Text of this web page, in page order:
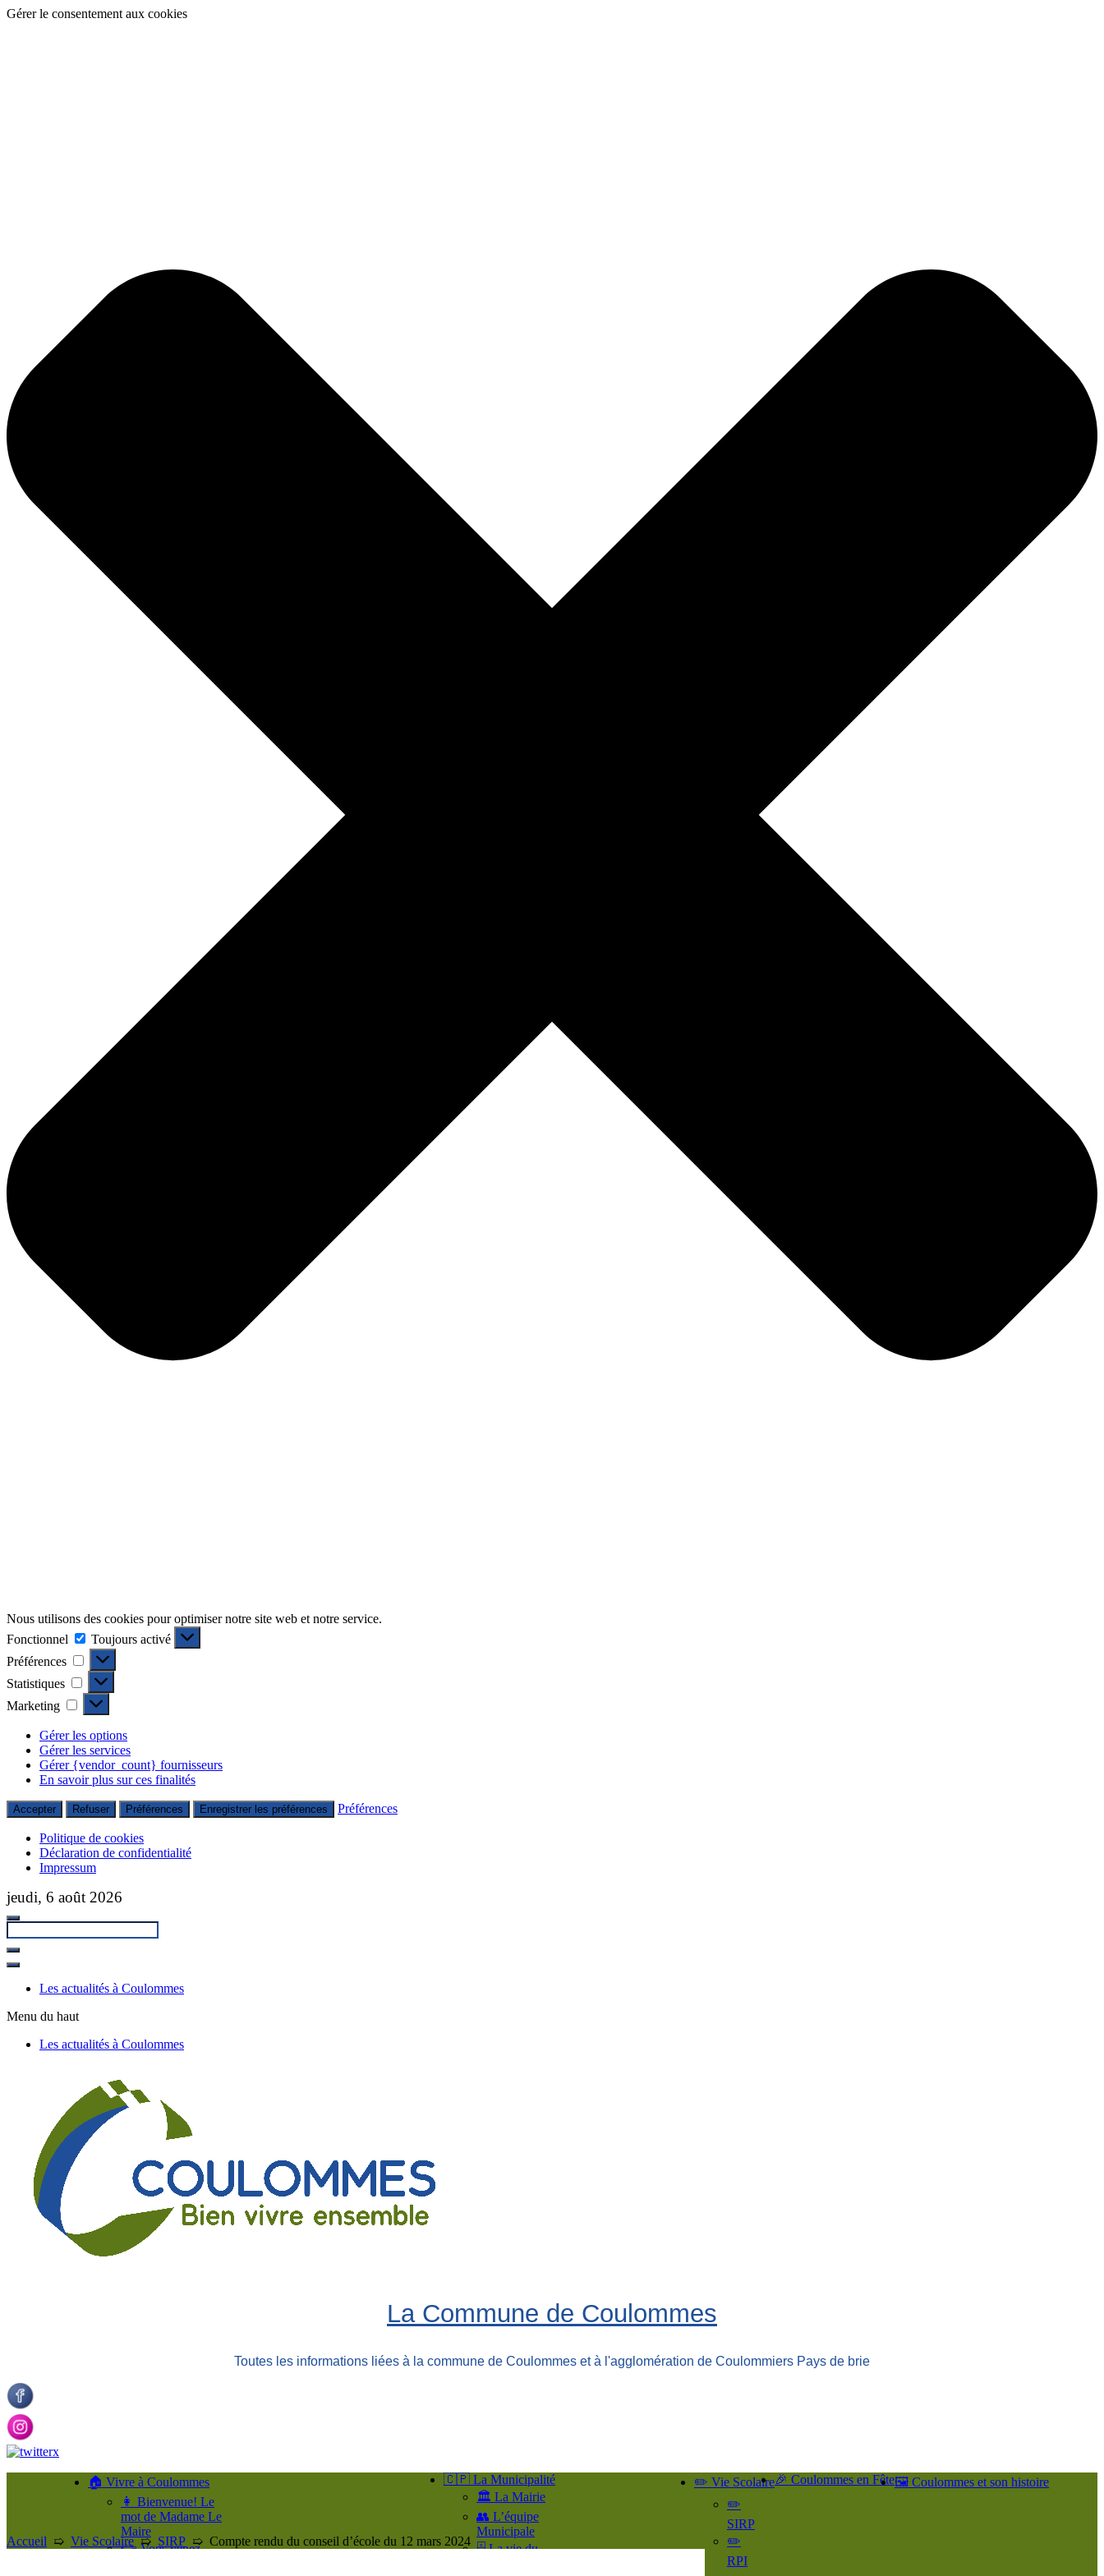
Gérer le consentement aux cookies
Nous utilisons des cookies pour optimiser notre site web et notre service.
Fonctionnel
Fonctionnel
Toujours activé
Préférences
Préférences
Statistiques Statistiques
Marketing Marketing
Gérer les options
Gérer les services
Gérer {vendor_count} fournisseurs
En savoir plus sur ces finalités
Accepter Refuser Préférences Enregistrer les préférences Préférences
Politique de cookies
Déclaration de confidentialité
Impressum
Passer
au
contenu
principal
jeudi, 6 août 2026
Fermer
rechercheLes actualités à Coulommes
Menu du haut
Les actualités à Coulommes
La Commune de Coulommes
Toutes les informations liées à la commune de Coulommes et à l'agglomération de Coulommiers Pays de brie
🏠 Vivre à Coulommes
👩 Bienvenue! Le
mot de Madame Le
Maire
👉 Vous venez
🇨🇵 La Municipalité
🏛️ La Mairie
👥​ L’équipe
Municipale
🗄️ La vie du
✏️ Vie Scolaire
✏️
SIRP
✏️
RPI
🎉 Coulommes en Fête🖼️ Coulommes et son histoire
Accueil ➯ Vie Scolaire➯ SIRP ➯ Compte rendu du conseil d’école du 12 mars 2024